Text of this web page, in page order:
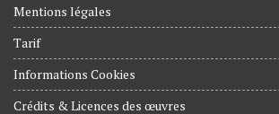
Mentions légales
Tarif
Informations Cookies
Crédits & Licences des œuvres